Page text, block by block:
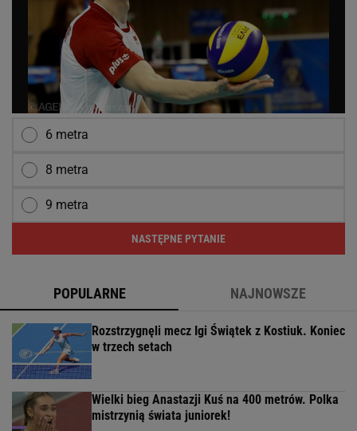
6 metra
8 metra
9 metra
NASTĘPNE PYTANIE
POPULARNE NAJNOWSZE
Rozstrzygnęli mecz Igi Świątek z Kostiuk. Koniec
w trzech setach
Wielki bieg Anastazji Kuś na 400 metrów. Polka
mistrzynią świata juniorek!